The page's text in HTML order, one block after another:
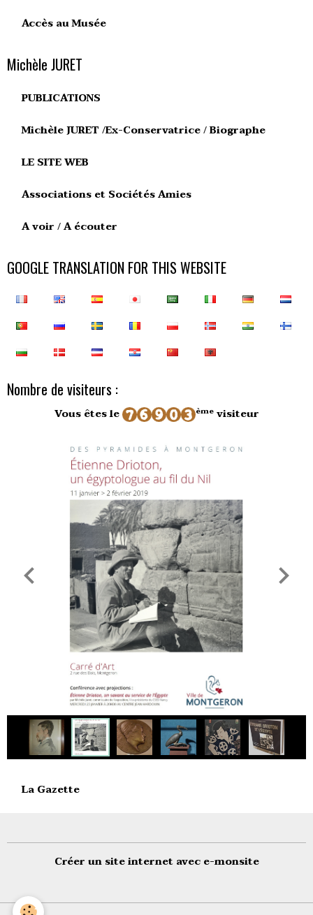
Accès au Musée
Michèle JURET
PUBLICATIONS
Michèle JURET /Ex-Conservatrice / Biographe
LE SITE WEB
Associations et Sociétés Amies
A voir / A écouter
GOOGLE TRANSLATION FOR THIS WEBSITE
Nombre de visiteurs :
Vous êtes le èmevisiteur
La Gazette
Créer un site internet avec e-monsite